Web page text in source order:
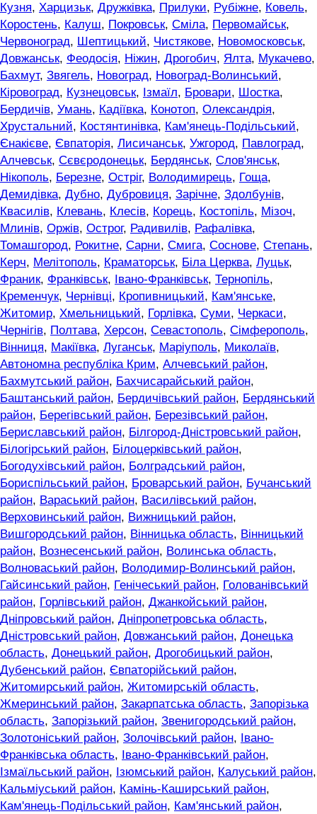
Кузня, Харцизьк, Дружківка, Прилуки, Рубіжне, Ковель,
Коростень, Калуш, Покровськ, Сміла, Первомайськ,
Червоноград, Шептицький, Чистякове, Новомосковськ,
Довжанськ, Феодосія, Ніжин, Дрогобич, Ялта, Мукачево,
Бахмут, Звягель, Новоград, Новоград-Волинський,
Кіровоград, Кузнецовськ, Ізмаїл, Бровари, Шостка,
Бердичів, Умань, Кадіївка, Конотоп, Олександрія,
Хрустальний, Костянтинівка, Кам'янець-Подільський,
Єнакієве, Євпаторія, Лисичанськ, Ужгород, Павлоград,
Алчевськ, Сєвєродонецьк, Бердянськ, Слов'янськ,
Нікополь, Березне, Остріг, Володимирець, Гоща,
Демидівка, Дубно, Дубровиця, Зарічне, Здолбунів,
Квасилів, Клевань, Клесів, Корець, Костопіль, Мізоч,
Млинів, Оржів, Острог, Радивилів, Рафалівка,
Томашгород, Рокитне, Сарни, Смига, Соснове, Степань,
Керч, Мелітополь, Краматорськ, Біла Церква, Луцьк,
Франик, Франківськ, Івано-Франківськ, Тернопіль,
Кременчук, Чернівці, Кропивницький, Кам'янське,
Житомир, Хмельницький, Горлівка, Суми, Черкаси,
Чернігів, Полтава, Херсон, Севастополь, Сімферополь,
Вінниця, Макіївка, Луганськ, Маріуполь, Миколаїв,
Автономна республіка Крим, Алчевський район,
Бахмутський район, Бахчисарайський район,
Баштанський район, Бердичівський район, Бердянський
район, Берегівський район, Березівський район,
Бериславський район, Білгород-Дністровський район,
Білогірський район, Білоцерківський район,
Богодухівський район, Болградський район,
Бориспільський район, Броварський район, Бучанський
район, Вараський район, Василівський район,
Верховинський район, Вижницький район,
Вишгородський район, Вінницька область, Вінницький
район, Вознесенський район, Волинська область,
Волноваський район, Володимир-Волинський район,
Гайсинський район, Генічеський район, Голованівський
район, Горлівський район, Джанкойський район,
Дніпровський район, Дніпропетровська область,
Дністровський район, Довжанський район, Донецька
область, Донецький район, Дрогобицький район,
Дубенський район, Євпаторійський район,
Житомирський район, Житомирській область,
Жмеринський район, Закарпатська область, Запорізька
область, Запорізький район, Звенигородський район,
Золотоніський район, Золочівський район,
Івано-
Франківська область, Івано-Франківський район,
Ізмаїльський район, Ізюмський район, Калуський район,
Кальміуський район, Камінь-Каширський район,
Кам'янець-Подільський район, Кам'янський район,